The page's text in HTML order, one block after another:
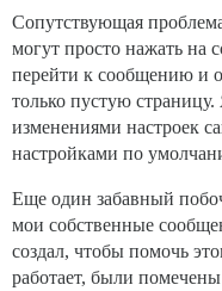
Сопутствующая
могут просто нажать на
перейти к сообщению и
только пустую
изменениями настроек
настройками по
Еще один забавный
мои собственные
создал, чтобы помочь
работает, были